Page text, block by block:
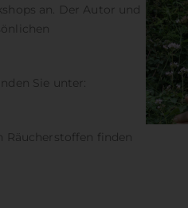
an. Der Autor und
Sie unter:
Räucherstoffen finden